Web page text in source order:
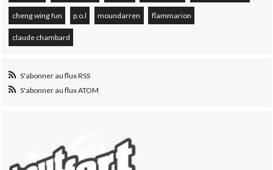
cheng wing fun p.o.l moundarren flammarion
claude chambard
S'abonner au flux RSS
S'abonner au flux ATOM